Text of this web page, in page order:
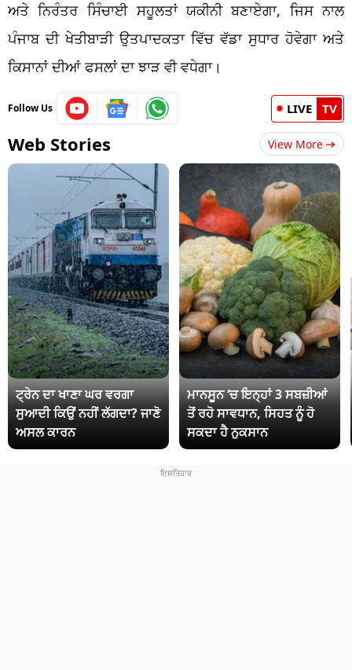
ਅਤੇ ਨਿਰੰਤਰ ਸਿੰਚਾਈ ਸਹੂਲਤਾਂ ਯਕੀਨੀ ਬਣਾਏਗਾ, ਜਿਸ ਨਾਲ
ਪੰਜਾਬ ਦੀ ਖੇਤੀਬਾੜੀ ਉਤਪਾਦਕਤਾ ਵਿੱਚ ਵੱਡਾ ਸੁਧਾਰ ਹੋਵੇਗਾ ਅਤੇ
ਕਿਸਾਨਾਂ ਦੀਆਂ ਫਸਲਾਂ ਦਾ ਝਾੜ ਵੀ ਵਧੇਗਾ।
Follow Us LIVE TV
Web Stories View More
ਟ੍ਰੇਨ ਦਾ ਖਾਣਾ ਘਰ ਵਰਗਾ
ਸੁਆਦੀ ਕਿਉਂ ਨਹੀਂ ਲੱਗਦਾ? ਜਾਣੋ
ਅਸਲ ਕਾਰਨ
ਮਾਨਸੂਨ ‘ਚ ਇਨ੍ਹਾਂ 3 ਸਬਜ਼ੀਆਂ
ਤੋਂ ਰਹੋ ਸਾਵਧਾਨ, ਸਿਹਤ ਨੂੰ ਹੋ
ਸਕਦਾ ਹੈ ਨੁਕਸਾਨ